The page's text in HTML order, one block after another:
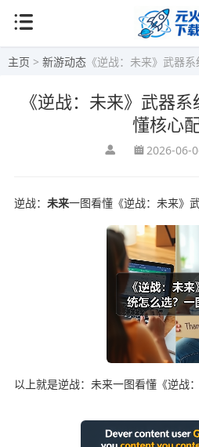
主页 > 新游动态 《逆战：未来》武器
《逆战：未来》武器
懂核心
2026-06-
逆战： 未来一图看懂《逆战：未来》
以上就是逆战：未来一图看懂《逆战